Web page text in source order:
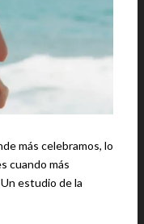
más celebramos, lo
cuando más